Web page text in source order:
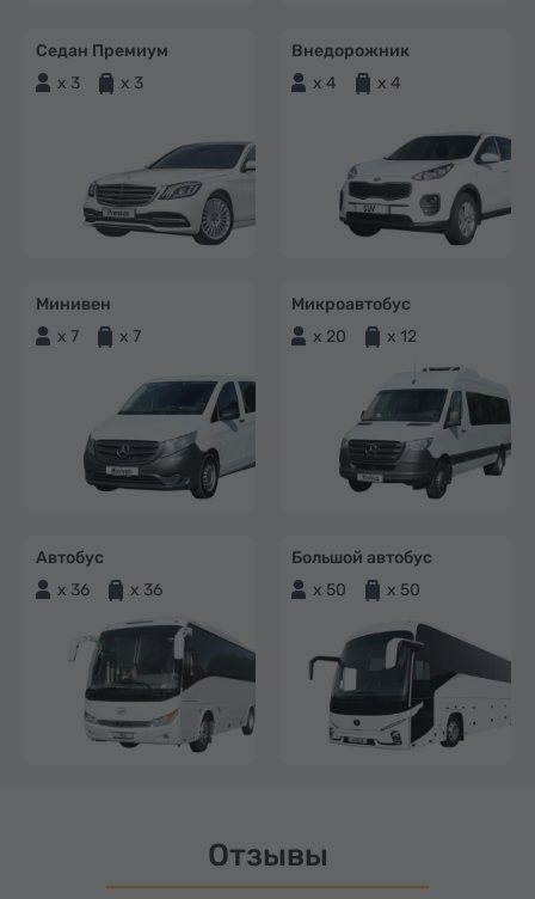
Седан Премиум
x 3
x 3
Внедорожник
x 4
x 4
Минивен
x 7
x 7
Микроавтобус
x 20
x 12
Автобус
x 36
x 36
Большой автобус
x 50
x 50
Отзывы